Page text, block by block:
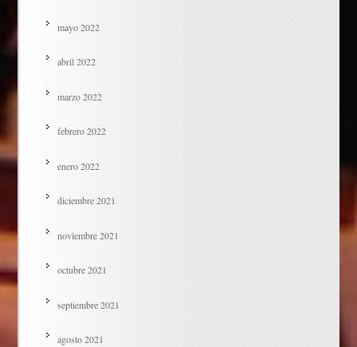
mayo 2022
abril 2022
marzo 2022
febrero 2022
enero 2022
diciembre 2021
noviembre 2021
octubre 2021
septiembre 2021
agosto 2021